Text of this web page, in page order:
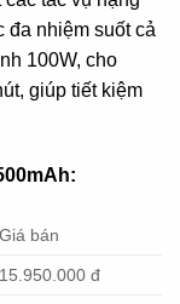
đa nhiệm suốt cả
100W, cho
giúp tiết kiệm
Giá bán
15.950.000 đ